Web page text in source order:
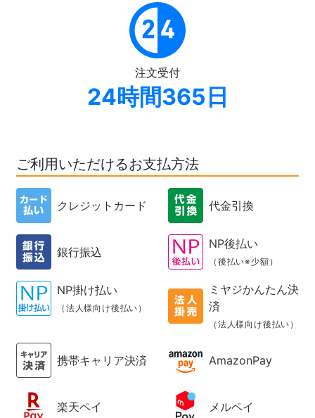
注文受付
24時間365日
ご利用いただけるお支払方法
クレジットカード 代金引換
銀行振込
NP後払い
（後払い※少額）
NP掛け払い
（法人様向け後払い）
ミヤジかんたん決
済
（法人様向け後払い）
携帯キャリア決済 AmazonPay
楽天ペイ メルペイ